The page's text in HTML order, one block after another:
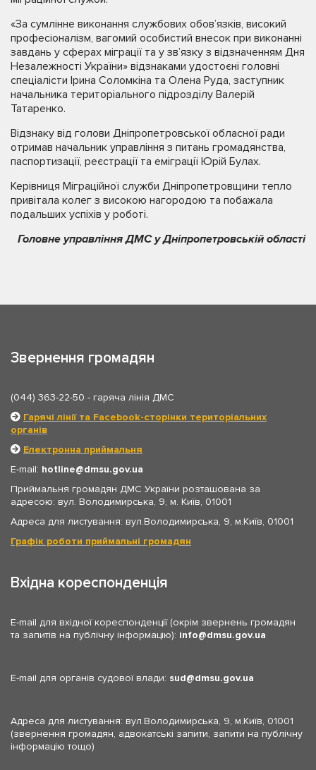
«За сумлінне виконання службових обов’язків, високий
професіоналізм, вагомий особистий внесок при виконанні
завдань у сферах міграції та у зв’язку з відзначенням Дня
Незалежності України» відзнаками удостоєні головні
спеціалісти Ірина Соломкіна та Олена Руда, заступник
начальника територіального підрозділу Валерій
Татаренко.
Відзнаку від голови Дніпропетровської обласної ради
отримав начальник управління з питань громадянства,
паспортизації, реєстрації та еміграції Юрій Булах.
Керівниця Міграційної служби Дніпропетровщини тепло
привітала колег з високою нагородою та побажала
подальших успіхів у роботі.
Головне управління ДМС у Дніпропетровській області
Звернення громадян
(044) 363-22-50 - гаряча лінія ДМС
Гарячі лінії та Facebook-сторінки територіальних
органів
Електронна приймальня
E-mail: hotline
dmsu.gov.ua
Приймальня громадян ДМС України розташована за
адресою: вул. Володимирська, 9, м. Київ, 01001
Адреса для листування: вул.Володимирська, 9, м.Київ, 01001
Графік роботи приймальні громадян
Вхідна кореспонденція
E-mail для вхідної кореспонденції (окрім звернень громадян
та запитів на публічну інформацію): info dmsu.gov.ua
E-mail для органів судової влади: sud dmsu.gov.ua
Адреса для листування: вул.Володимирська, 9, м.Київ, 01001
(звернення громадян, адвокатські запити, запити на публічну
інформацію тощо)